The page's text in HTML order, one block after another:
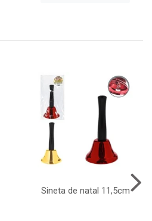
Sineta de natal 11,5cm